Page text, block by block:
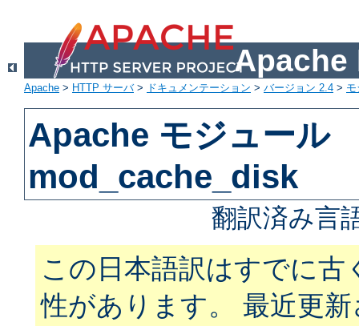
Apache
Apache > HTTP サーバ> ドキュメンテーション > バージョン 2.4 >
Apache モジュール
mod_cache_disk
翻訳済み言
この日本語訳はすでに古
性があります。 最近更